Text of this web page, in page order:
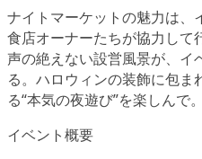
ナイトマーケットの魅力は、
食店オーナーたちが協力して
声の絶えない設営風景が、イ
る。ハロウィンの装飾に包ま
る“本気の夜遊び”を楽しんで。
イベント概要